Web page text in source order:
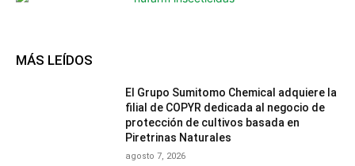
MÁS LEÍDOS
El Grupo Sumitomo Chemical adquiere la
filial de COPYR dedicada al negocio de
protección de cultivos basada en
Piretrinas Naturales
agosto 7, 2026